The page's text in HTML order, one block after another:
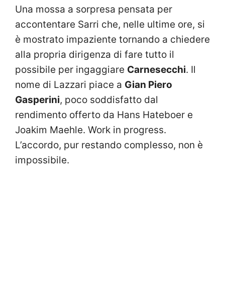
Una mossa a sorpresa pensata per
accontentare Sarri che, nelle ultime ore, si
è mostrato impaziente tornando a chiedere
alla propria dirigenza di fare tutto il
possibile per ingaggiare Carnesecchi. Il
nome di Lazzari piace a Gian Piero
Gasperini, poco soddisfatto dal
rendimento offerto da Hans Hateboer e
Joakim Maehle. Work in progress.
L’accordo, pur restando complesso, non è
impossibile.